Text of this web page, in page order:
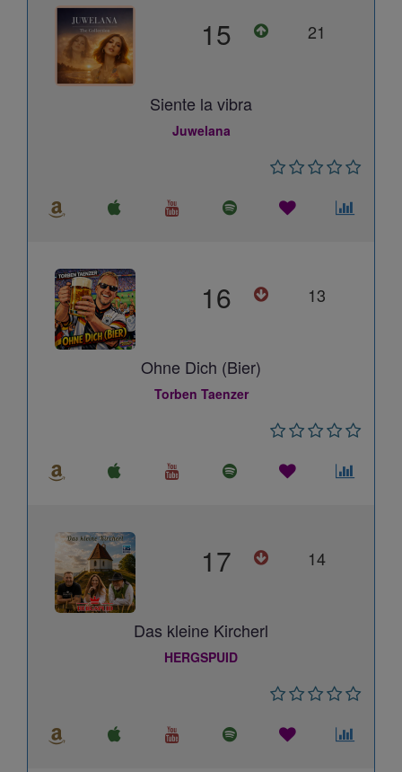
15 21
Siente la vibra
Juwelana
16 13
Ohne Dich (Bier)
Torben Taenzer
17 14
Das kleine Kircherl
HERGSPUID